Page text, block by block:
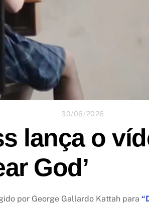
30/06/2026
lança o
God’
por George Gallardo Kattah para